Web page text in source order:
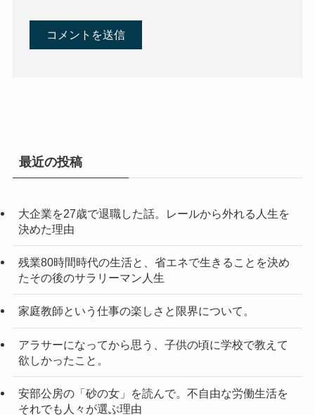
最近の投稿
大企業を27歳で退職した話。レールから外れる人生を
決めた理由
残業80時間時代の生活と、省エネで生きることを決め
たその後のサラリーマン人生
家庭教師という仕事の楽しさと限界について。
アラサーになってから思う、子供の頃に学校で教えて
欲しかったこと。
安部公房の「砂の女」を読んで。不自由な労働生活を
それでも人々が選ぶ理由